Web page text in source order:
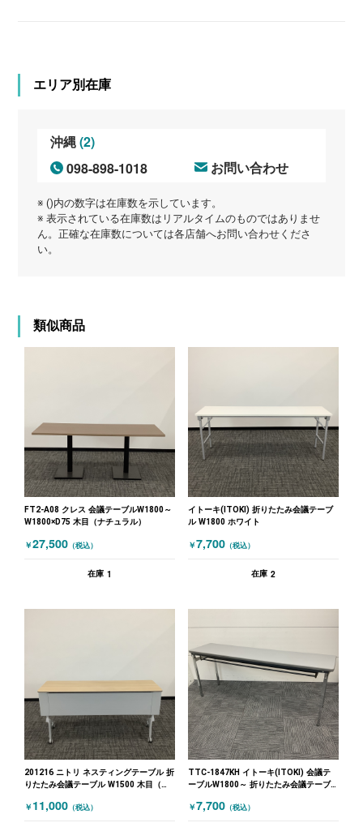
エリア別在庫
沖縄(2)
098-898-1018
お問い合わせ
※ ()内の数字は在庫数を示しています。
※ 表示されている在庫数はリアルタイムのものではありませ
ん。正確な在庫数については各店舗へお問い合わせくださ
い。
類似商品
FT2-A08 クレス 会議テーブルW1800～
W1800×D75 木目（ナチュラル）
￥27,500 （税込）
在庫 1
イトーキ(ITOKI) 折りたたみ会議テーブ
ル W1800 ホワイト
￥7,700 （税込）
在庫 2
201216 ニトリ ネスティングテーブル 折
りたたみ会議テーブル W1500 木目（ナ
￥ 11,000 （税込）
TTC-1847KH イトーキ(ITOKI) 会議テ
ーブルW1800～ 折りたたみ会議テーブ
￥7,700 （税込）